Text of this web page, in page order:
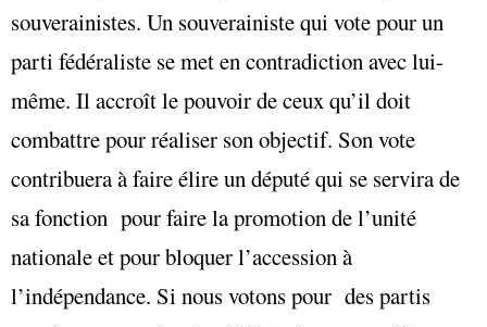
souverainistes. Un souverainiste qui vote pour un
parti fédéraliste se met en contradiction avec lui-
même. Il accroît le pouvoir de ceux qu’il doit
combattre pour réaliser son objectif. Son vote
contribuera à faire élire un député qui se servira de
sa fonction pour faire la promotion de l’unité
nationale et pour bloquer l’accession à
l’indépendance. Si nous votons pour des partis